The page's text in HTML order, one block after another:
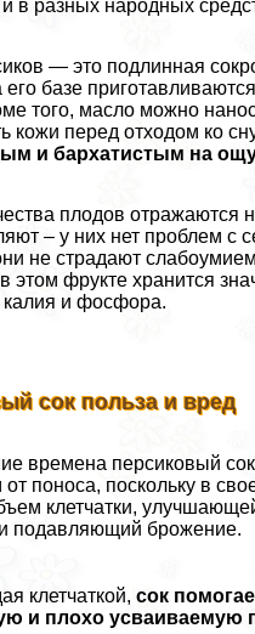
в разных народных
— это подлинная
его базе
того, масло можно
кожи перед отходом ко
и бархатистым на
плодов отражаются
– у них нет проблем с
не страдают
этом фрукте хранится
калия и фосфора.
сок польза и вред
времена персиковый
от поноса, поскольку в
клетчатки,
подавляющий брожение.
клетчаткой, сок
и плохо усваиваемую